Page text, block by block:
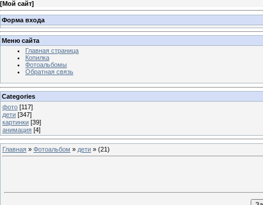
[Мой сайт]
Форма входа
Меню сайта
Главная страница
Копилка
Фотоальбомы
Обратная связь
Categories
фото [117]
дети [347]
картинки [39]
анимация [4]
Главная » Фотоальбом » дети » (21)